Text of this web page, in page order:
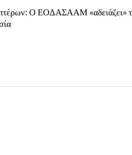
Ο ΕΟΔΑΣΑΑΜ «αδειάζει»